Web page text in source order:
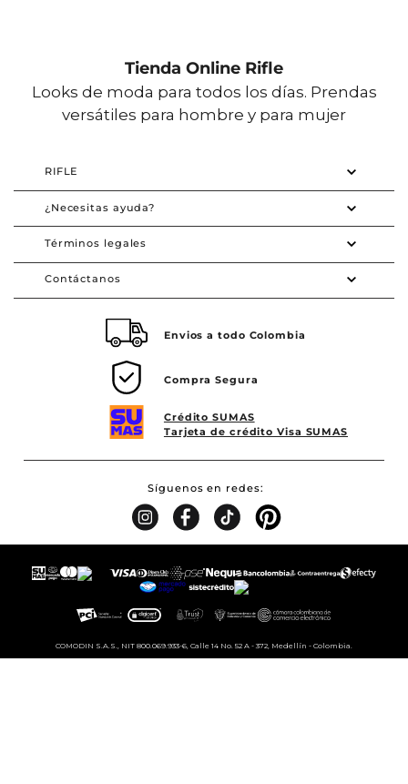
Tienda Online Rifle
Looks de moda para todos los días. Prendas
versátiles para hombre y para mujer
RIFLE
¿Necesitas ayuda?
Términos legales
Contáctanos
Envios a todo Colombia
Compra Segura
Crédito SUMAS
Tarjeta de crédito Visa SUMAS
Síguenos en redes
COMODIN S.A.S., NIT 800.069.933-6, Calle 14 No. 52 A - 372, Medellín - Colombia.